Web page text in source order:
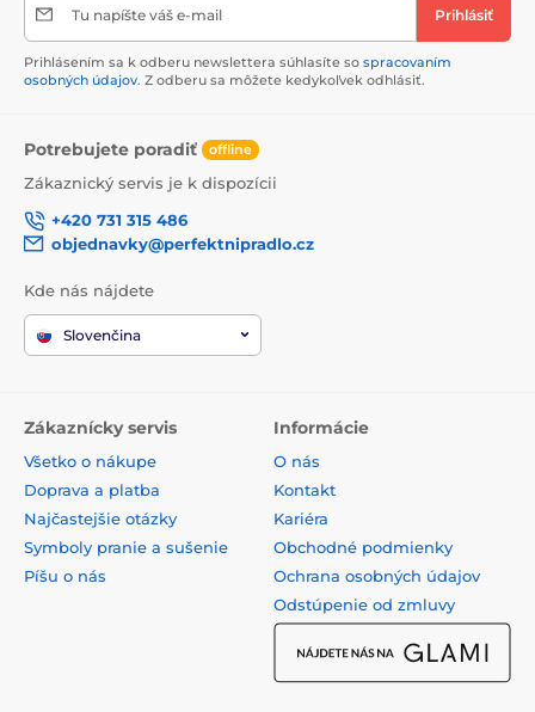
Tu napíšte váš e-mail Prihlásiť
Prihlásením sa k odberu newslettera súhlasíte so spracovaním
osobných údajov. Z odberu sa môžete kedykoľvek odhlásiť.
Potrebujete poradiť offline
Zákaznický servis je k dispozícii
+420 731 315 486
objednavky@perfektnipradlo.cz
Kde nás nájdete
Slovenčina
Zákaznícky servis
Všetko o nákupe
Doprava a platba
Najčastejšie otázky
Symboly pranie a sušenie
Píšu o nás
Informácie
O nás
Kontakt
Kariéra
Obchodné podmienky
Ochrana osobných údajov
Odstúpenie od zmluvy